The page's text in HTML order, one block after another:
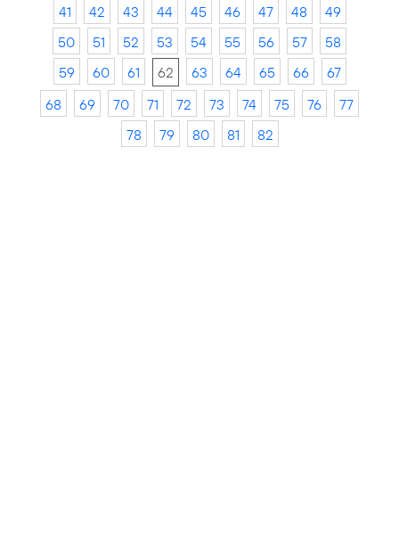
41
42 43 44 45 46 47 48
49
50
51 52 53 54 55 56 57
58
59
60 61 62 63 64 65 66
67
68
69 70 71 72 73 74 75 76
77
78
79 80 81 82